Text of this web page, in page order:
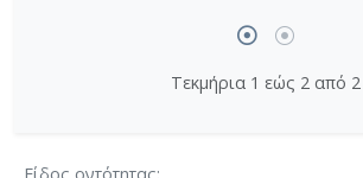
Τεκμήρια 1 εώς 2 από 2